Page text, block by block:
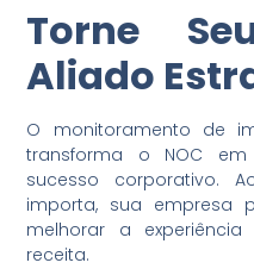
Torne
Aliado
O monitoramento de
transforma o NOC
sucesso corporativo.
importa, sua empresa
melhorar a
receita.